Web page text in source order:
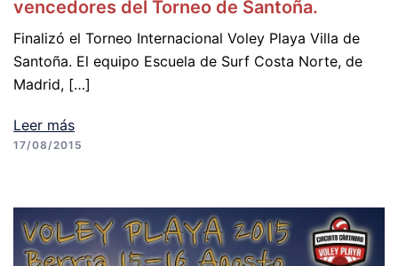
vencedores del Torneo de Santoña.
Finalizó el Torneo Internacional Voley Playa Villa de
Santoña. El equipo Escuela de Surf Costa Norte, de
Madrid, […]
Leer más
17/08/2015